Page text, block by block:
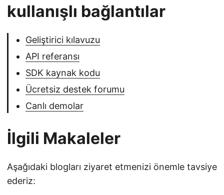
kullanışlı bağlantılar
Geliştirici kılavuzu
API referansı
SDK kaynak kodu
Ücretsiz destek forumu
Canlı demolar
İlgili Makaleler
Aşağıdaki blogları ziyaret etmenizi önemle tavsiye
ederiz: